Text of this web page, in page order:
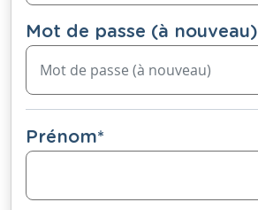
Mot de passe (à nouveau)
Prénom*